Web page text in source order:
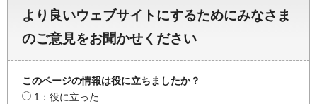
より良いウェブサイトにするためにみなさま
のご意見をお聞かせください
このページの情報は役に立ちましたか？
1：役に立った